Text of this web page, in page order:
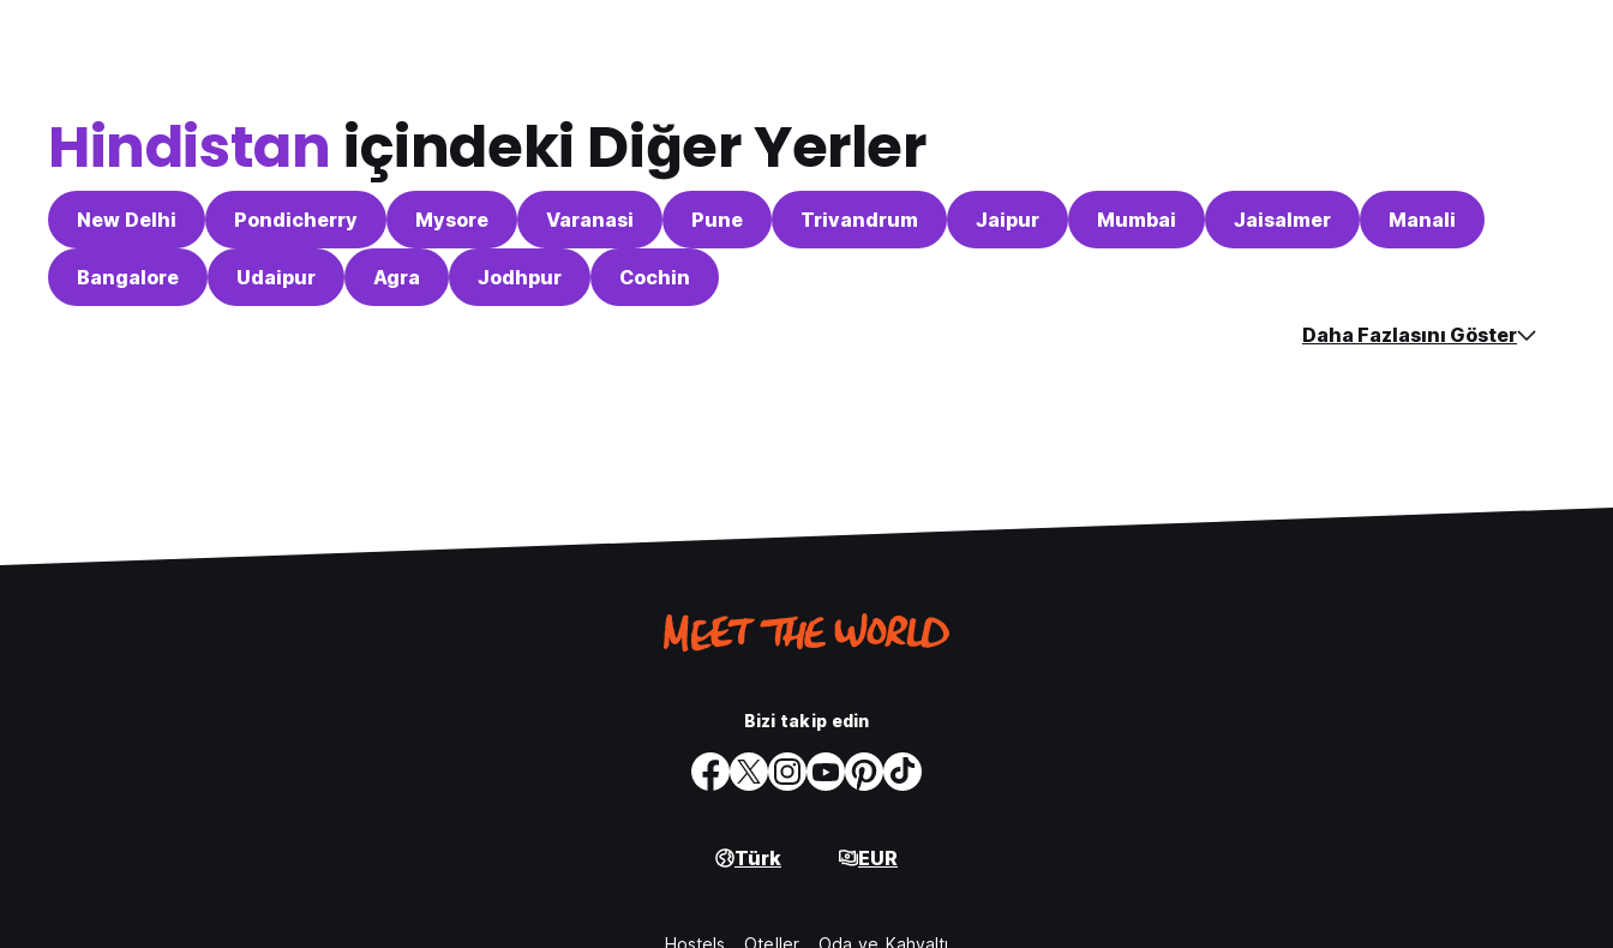
Hindistan içindeki Diğer Yerler
New Delhi Pondicherry Mysore Varanasi Pune Trivandrum Jaipur Mumbai Jaisalmer Manali
Bangalore Udaipur Agra Jodhpur Cochin
Daha Fazlasını Göster
Bizi takip edin
Türk EUR
Hostels Oteller Oda ve Kahvaltı